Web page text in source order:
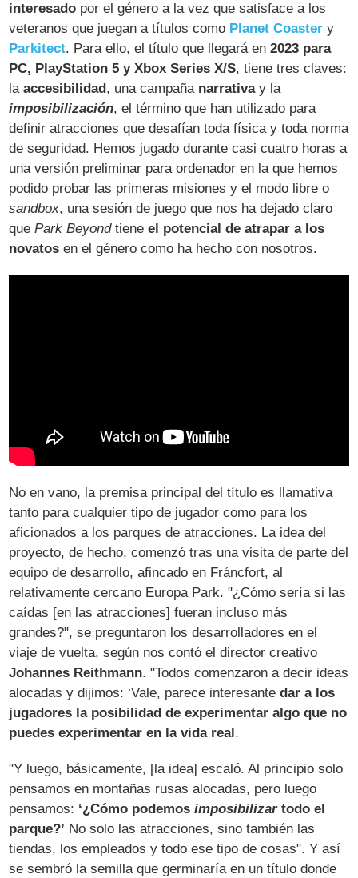
interesado por el género a la vez que satisface a los
veteranos que juegan a títulos como Planet Coaster y
Parkitect. Para ello, el título que llegará en2023 para
PC, PlayStation 5 y Xbox Series X/S, tiene tres claves:
laaccesibilidad , una campaña narrativay la
imposibilización, el término que han utilizado para
definir atracciones que desafían toda física y toda norma
de seguridad. Hemos jugado durante casi cuatro horas a
una versión preliminar para ordenador en la que hemos
podido probar las primeras misiones y el modo libre o
sandbox, una sesión de juego que nos ha dejado claro
quePark Beyondtieneel potencial de atrapar a los
novatos en el género como ha hecho con nosotros.
No en vano, la premisa principal del título es llamativa
tanto para cualquier tipo de jugador como para los
aficionados a los parques de atracciones. La idea del
proyecto, de hecho, comenzó tras una visita de parte del
equipo de desarrollo, afincado en Fráncfort, al
relativamente cercano Europa Park. "¿Cómo sería si las
caídas [en las atracciones] fueran incluso más
grandes?", se preguntaron los desarrolladores en el
viaje de vuelta, según nos contó el director creativo
Johannes Reithmann. "Todos comenzaron a decir ideas
alocadas y dijimos: ‘Vale, parece interesantedar a los
jugadores la posibilidad de experimentar algo que no
puedes experimentar en la vida real.
"Y luego, básicamente, [la idea] escaló. Al principio solo
pensamos en montañas rusas alocadas, pero luego
pensamos: ‘¿Cómo podemosimposibilizartodo el
parque?’ No solo las atracciones, sino también las
tiendas, los empleados y todo ese tipo de cosas". Y así
se sembró la semilla que germinaría en un título donde